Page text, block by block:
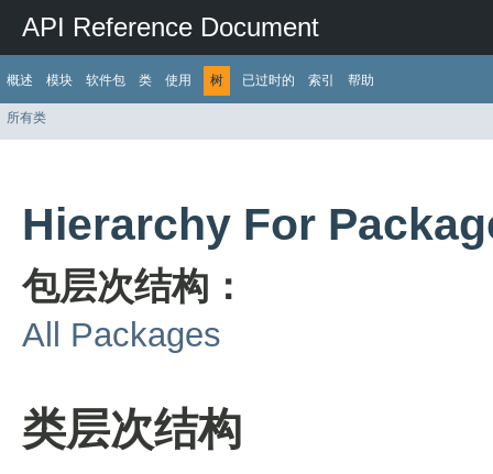
API Reference Document
概述 模块 软件包 类 使用 树 已过时的 索引 帮助
所有类
Hierarchy For
包层次结构：
All Packages
类层次结构